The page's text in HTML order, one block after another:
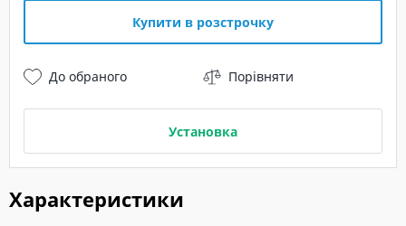
Характеристики
Купити в розстрочку
До обраного Порівняти
Установка